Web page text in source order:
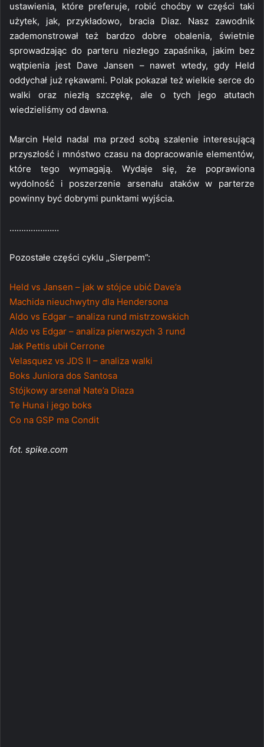
ustawienia, które preferuje, robić choćby w części taki
użytek, jak, przykładowo, bracia Diaz. Nasz zawodnik
zademonstrował też bardzo dobre obalenia, świetnie
sprowadzając do parteru niezłego zapaśnika, jakim bez
wątpienia jest Dave Jansen – nawet wtedy, gdy Held
oddychał już rękawami. Polak pokazał też wielkie serce do
walki oraz niezłą szczękę, ale o tych jego atutach
wiedzieliśmy od dawna.
Marcin Held nadal ma przed sobą szalenie interesującą
przyszłość i mnóstwo czasu na dopracowanie elementów,
które tego wymagają. Wydaje się, że poprawiona
wydolność i poszerzenie arsenału ataków w parterze
powinny być dobrymi punktami wyjścia.
…………………
Pozostałe części cyklu „Sierpem”:
Held vs Jansen – jak w stójce ubić Dave’a
Machida nieuchwytny dla Hendersona
Aldo vs Edgar – analiza rund mistrzowskich
Aldo vs Edgar – analiza pierwszych 3 rund
Jak Pettis ubił Cerrone
Velasquez vs JDS II – analiza walki
Boks Juniora dos Santosa
Stójkowy arsenał Nate’a Diaza
Te Huna i jego boks
Co na GSP ma Condit
fot. spike.com